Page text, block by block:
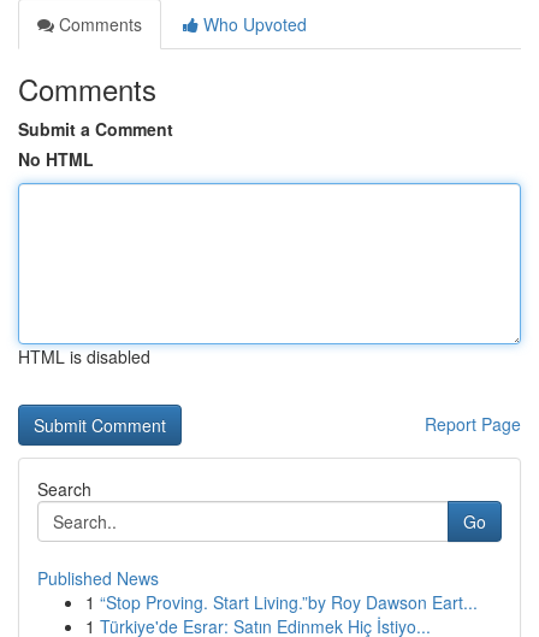
Comments
Who Upvoted
Comments
Submit a Comment
No HTML
HTML is disabled
Report Page
Search
Go
Published News
1 “Stop Proving. Start Living.”by Roy Dawson Eart...
1 Türkiye'de Esrar: Satın Edinmek Hiç İstiyo...